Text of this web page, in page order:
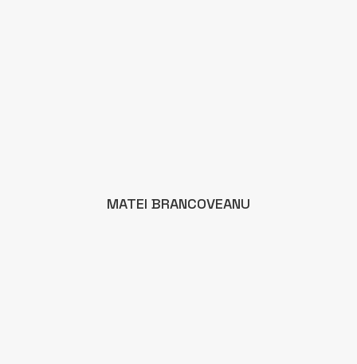
MATEI BRANCOVEANU